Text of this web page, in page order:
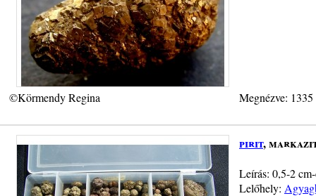
©Körmendy Regina Megnézve:
pirit,
Leírás: 0,5-2
Lelőhely: